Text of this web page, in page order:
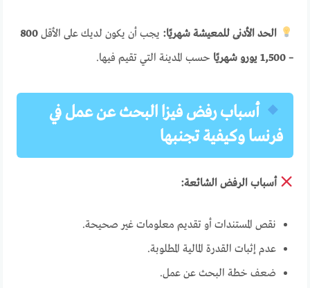
الحد الأدنى للمعيشة شهريًا: يجب أن يكون لديك على الأقل 800
– 1,500 يورو شهريًا
حسب المدينة التي تقيم فيها.
أسباب رفض فيزا البحث عن عمل في
فرنسا وكيفية تجنبها
أسباب الرفض الشائعة:
نقص المستندات أو تقديم معلومات غير صحيحة.
عدم إثبات القدرة المالية المطلوبة.
ضعف خطة البحث عن عمل.